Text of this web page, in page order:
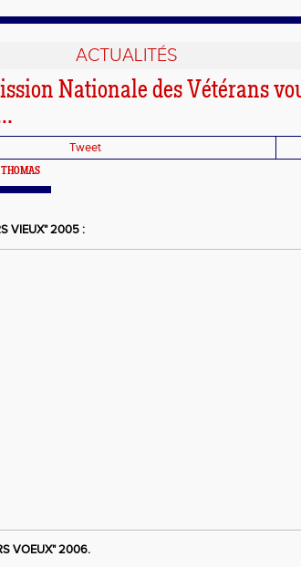
ACTUALITÉS
Nationale des Vétérans
Tweet
VIEUX" 2005 :
VOEUX" 2006.